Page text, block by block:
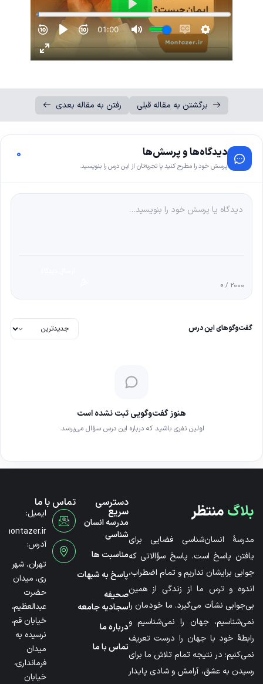
برگشتن به مقاله قبلی رفتن به مقاله بعدی
دیدگاه‌ها و پرسش‌ها
پرسش خود را مطرح کنید یا تجربه‌تان از این درس را بنویسید.
0
0 / 2000
گفت‌وگوهای این درس
هنوز گفت‌وگویی ثبت نشده است
اولین نفری باشید که درباره این درس سؤال می‌پرسد.
بلاگمنتظر
مدرسۀ انسان‌شناسی فضایی برای
یافتن پاسخ است. پاسخ سؤالاتی که
جوابی برایشان نداریم و تمام اضطراب،
اندوه و ترس ما از زندگی از همین
بی‌جوابی نشأت می‌گیرد. ما خودمان را
نمی‌شناسیم، جهان را نمی‌شناسیم و
رابطۀ خود با جهان را درست تعریف
نمی‌کنیم؛ در نتیجه تمام تلاش ما برای
رسیدن به عشق، آرامش و شادی پایدار
دسترسی
سریع
مدرسه انسان
شناسی
مناسبت ها
پاسخ به شبهات
صحیفه
سجادیه جامعه
درباره ما
تماس با ما
تماس با ما
ایمیل:
آدرس:
تهران، شهر
ری، میدان
حضرت
عبدالعظیم،
خیابان قم،
نرسیده به
میدان
فرمانداری،
خیابان